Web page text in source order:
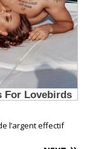
l’argent effectif